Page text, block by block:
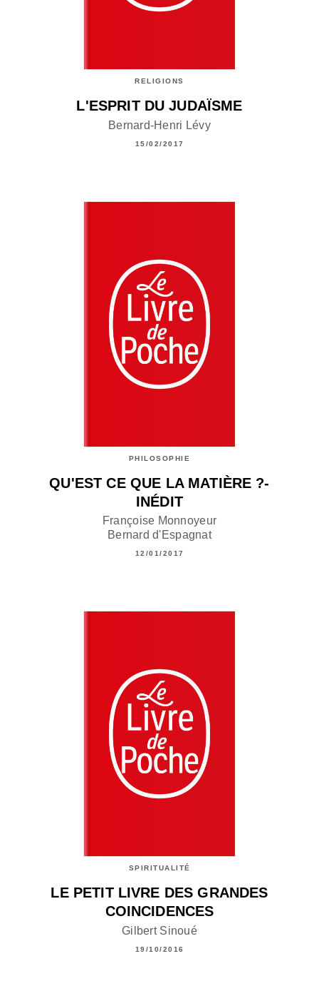
RELIGIONS
L'ESPRIT DU JUDAÏSME
Bernard-Henri Lévy
15/02/2017
PHILOSOPHIE
QU'EST CE QUE LA MATIÈRE ?-
INÉDIT
Françoise Monnoyeur
Bernard d'Espagnat
12/01/2017
SPIRITUALITÉ
LE PETIT LIVRE DES GRANDES
COINCIDENCES
Gilbert Sinoué
19/10/2016